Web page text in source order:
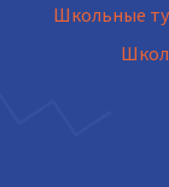
Школьные